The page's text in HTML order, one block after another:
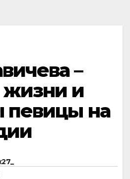
–
жизни и
певицы на